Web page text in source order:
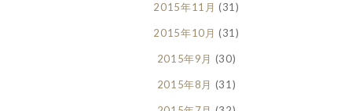
2015年11月 (31)
2015年10月 (31)
2015年9月 (30)
2015年8月 (31)